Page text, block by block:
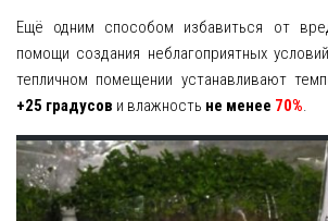
Ещё одним способом избавиться от
помощи создания неблагоприятных
тепличном помещении устанавливают
+25 градусов и влажность не менее 70%.